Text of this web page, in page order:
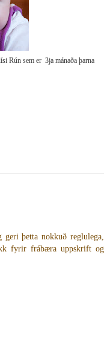
Rún sem er 3ja mánaða þarna
þetta nokkuð reglulega,
fyrir frábæra uppskrift og